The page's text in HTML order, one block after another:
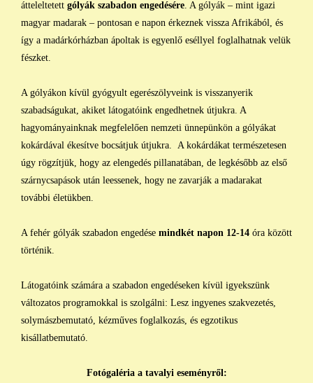
átteleltetett gólyák szabadon engedésére. A gólyák – mint igazi
magyar madarak – pontosan e napon érkeznek vissza Afrikából, és
így a madárkórházban ápoltak is egyenlő eséllyel foglalhatnak velük
fészket.
A gólyákon kívül gyógyult egerészölyveink is visszanyerik
szabadságukat, akiket látogatóink engedhetnek útjukra. A
hagyományainknak megfelelően nemzeti ünnepünkön a gólyákat
kokárdával ékesítve bocsátjuk útjukra. A kokárdákat természetesen
úgy rögzítjük, hogy az elengedés pillanatában, de legkésőbb az első
szárnycsapások után leessenek, hogy ne zavarják a madarakat
további életükben.
A fehér gólyák szabadon engedése mindkét napon 12-14 óra között
történik.
Látogatóink számára a szabadon engedéseken kívül igyekszünk
változatos programokkal is szolgálni: Lesz ingyenes szakvezetés,
solymászbemutató, kézműves foglalkozás, és egzotikus
kisállatbemutató.
Fotógaléria a tavalyi eseményről: